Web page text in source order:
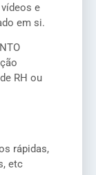
e
em si.
RH ou
rápidas,
etc